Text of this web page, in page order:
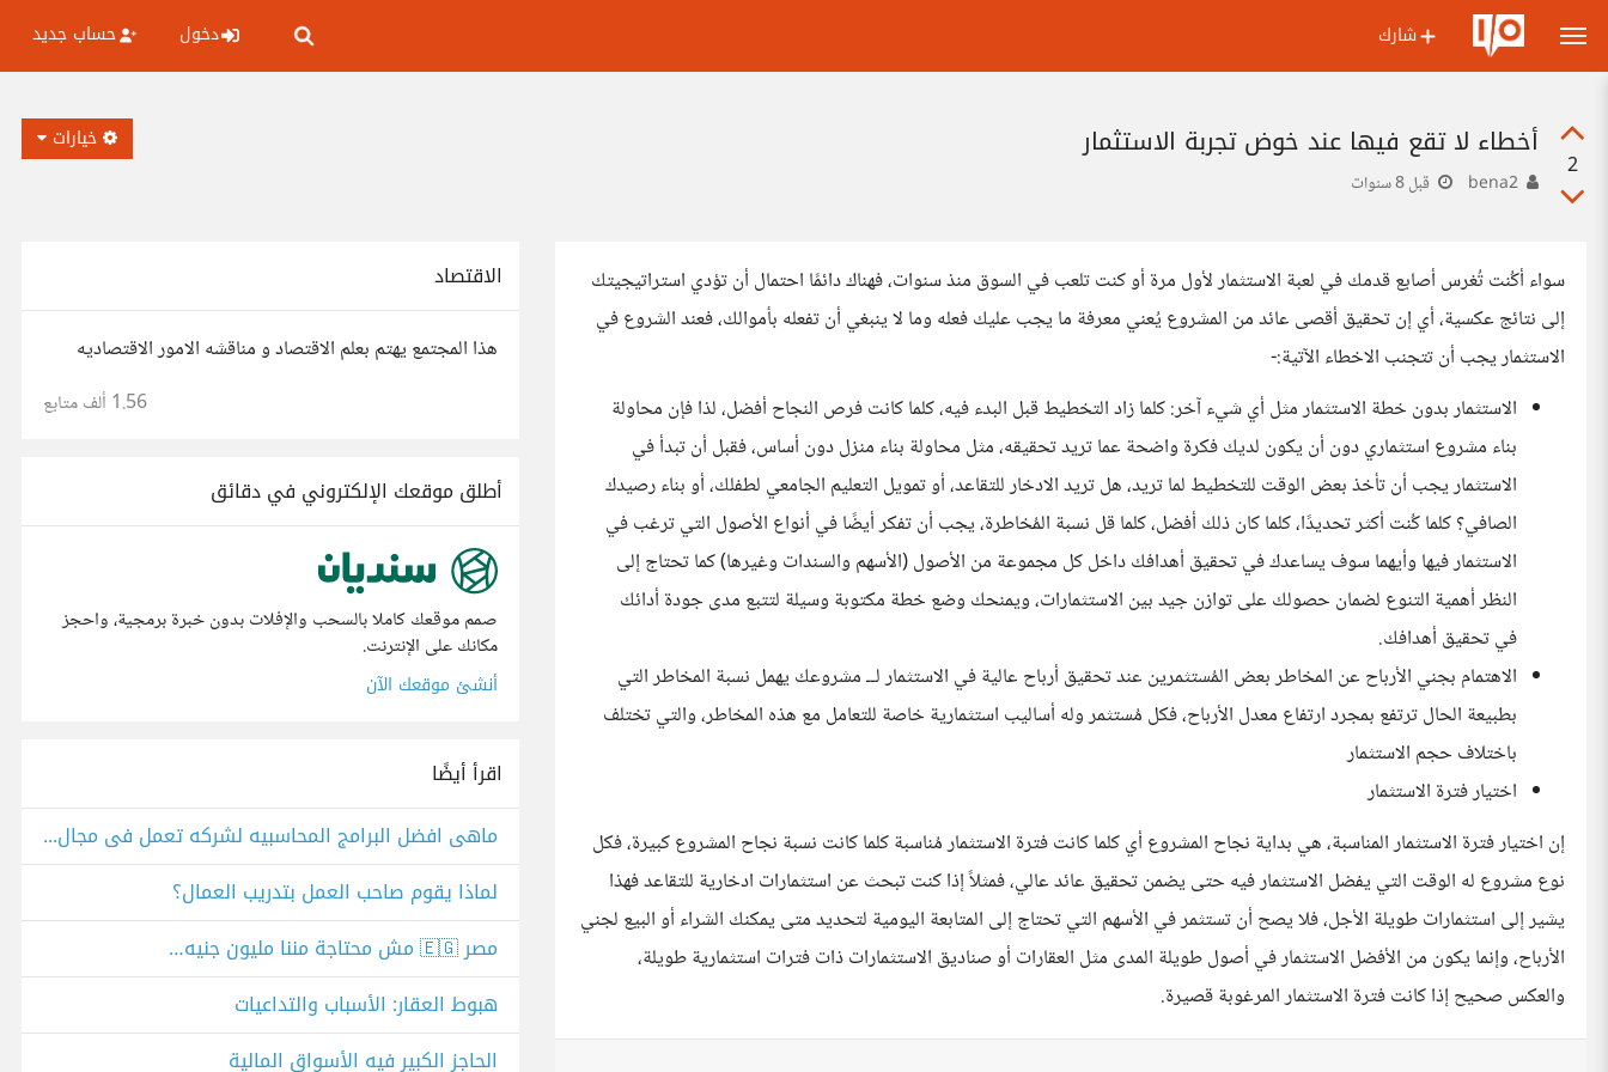
شارك دخول حساب جديد
2
أخطاء لا تقع فيها عند خوض تجربة الاستثمار
قبل 8 سنوات
خيارات
سواء أكُنت تُغرس أصابع قدمك في لعبة الاستثمار لأول مرة أو كنت تلعب في السوق منذ سنوات، فهناك دائمًا احتمال أن تؤدي استراتيجيتك
إلى نتائج عكسية، أي إن تحقيق أقصى عائد من المشروع يُعني معرفة ما يجب عليك فعله وما لا ينبغي أن تفعله بأموالك، فعند الشروع في
الاستثمار يجب أن تتجنب الاخطاء الآتية:-
الاستثمار بدون خطة الاستثمار مثل أي شيء آخر: كلما زاد التخطيط قبل البدء فيه، كلما كانت فرص النجاح أفضل، لذا فإن محاولة
بناء مشروع استثماري دون أن يكون لديك فكرة واضحة عما تريد تحقيقه، مثل محاولة بناء منزل دون أساس، فقبل أن تبدأ في
الاستثمار يجب أن تأخذ بعض الوقت للتخطيط لما تريد، هل تريد الادخار للتقاعد، أو تمويل التعليم الجامعي لطفلك، أو بناء رصيدك
الصافي؟ كلما كُنت أكثر تحديدًا، كلما كان ذلك أفضل، كلما قل نسبة المُخاطرة، يجب أن تفكر أيضًا في أنواع الأصول التي ترغب في
الاستثمار فيها وأيهما سوف يساعدك في تحقيق أهدافك داخل كل مجموعة من الأصول (الأسهم والسندات وغيرها) كما تحتاج إلى
النظر أهمية التنوع لضمان حصولك على توازن جيد بين الاستثمارات، ويمنحك وضع خطة مكتوبة وسيلة لتتبع مدى جودة أدائك
في تحقيق أهدافك.
الاهتمام بجني الأرباح عن المخاطر بعض المُستثمرين عند تحقيق أرباح عالية في الاستثمار لــ مشروعك يهمل نسبة المخاطر التي
بطبيعة الحال ترتفع بمجرد ارتفاع معدل الأرباح، فكل مُستثمر وله أساليب استثمارية خاصة للتعامل مع هذه المخاطر، والتي تختلف
باختلاف حجم الاستثمار
اختيار فترة الاستثمار
إن اختيار فترة الاستثمار المناسبة، هي بداية نجاح المشروع أي كلما كانت فترة الاستثمار مُناسبة كلما كانت نسبة نجاح المشروع كبيرة، فكل
نوع مشروع له الوقت التي يفضل الاستثمار فيه حتى يضمن تحقيق عائد عالي، فمثلاً إذا كنت تبحث عن استثمارات ادخارية للتقاعد فهذا
يشير إلى استثمارات طويلة الأجل، فلا يصح أن تستثمر في الأسهم التي تحتاج إلى المتابعة اليومية لتحديد متى يمكنك الشراء أو البيع لجني
الأرباح، وإنما يكون من الأفضل الاستثمار في أصول طويلة المدى مثل العقارات أو صناديق الاستثمارات ذات فترات استثمارية طويلة،
والعكس صحيح إذا كانت فترة الاستثمار المرغوبة قصيرة.
الاقتصاد
هذا المجتمع يهتم بعلم الاقتصاد و مناقشه الامور الاقتصاديه
1.56 ألف متابع
أطلق موقعك الإلكتروني في دقائق
صمم موقعك كاملا بالسحب والإفلات بدون خبرة برمجية، واحجز
مكانك على الإنترنت.
أنشئ موقعك الآن
اقرأ أيضًا
ماهى افضل البرامج المحاسبيه لشركه تعمل فى مجال المقاولات والاستثمار العقارى؟
لماذا يقوم صاحب العمل بتدريب العمال؟
مصر 🇪🇬 مش محتاجة مننا مليون جنيه…
هبوط العقار: الأسباب والتداعيات
الحاجز الكبير فيه الأسواق المالية